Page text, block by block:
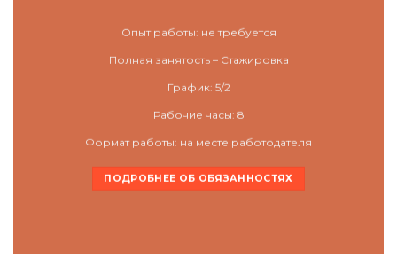
Опыт работы: не требуется
Полная занятость – Стажировка
График: 5/2
Рабочие часы: 8
Формат работы: на месте работодателя
ПОДРОБНЕЕ ОБ ОБЯЗАННОСТЯХ